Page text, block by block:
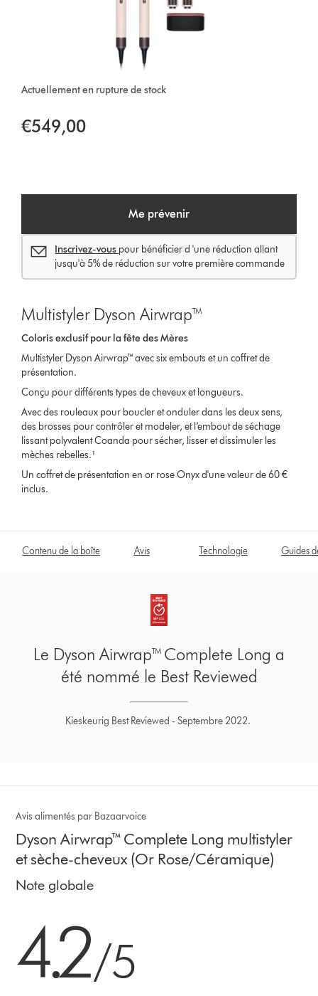
Actuellement en rupture de stock
€549,00
Me prévenir
Inscrivez-vous pour bénéficier d 'une réduction allant
jusqu'à 5% de réduction sur votre première commande
Multistyler Dyson Airwrap™
Coloris exclusif pour la fête des Mères
Multistyler Dyson Airwrap™ avec six embouts et un coffret de
présentation.
Conçu pour différents types de cheveux et longueurs.
Avec des rouleaux pour boucler et onduler dans les deux sens,
des brosses pour contrôler et modeler, et l’embout de séchage
lissant polyvalent Coanda pour sécher, lisser et dissimuler les
mèches rebelles.¹
Un coffret de présentation en or rose Onyx d'une valeur de 60 €
inclus.
Contenu de la boîte Avis Technologie Guides
Le Dyson Airwrap™ Complete Long a
été nommé le Best Reviewed
Kieskeurig Best Reviewed - Septembre 2022.
Avis alimentés par Bazaarvoice
Dyson Airwrap™ Complete Long multistyler
et sèche-cheveux (Or Rose/Céramique)
Note globale
4.2/5